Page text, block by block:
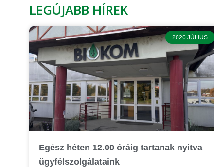
Megnézem a híreket
LEGÚJABB HÍREK
2026 JÚLIUS
Egész héten 12.00 óráig tartanak nyitva
ügyfélszolgálataink